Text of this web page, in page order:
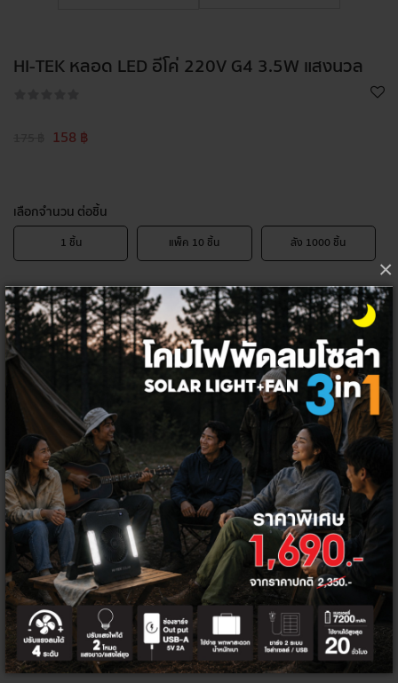
×
HI-TEK หลอด LED อีโค่ 220V G4 3.5W แสงนวล
158 ฿
เลือกจำนวน ต่อชิ้น
1 ชิ้น แพ็ค 10 ชิ้น ลัง 1000 ชิ้น
โค้ด/คูปองส่วนลด
DC100 ซื้อ 3000 รับส่วนลด 100
ซื้อ 10000 รับส่วนลด 500
HITEK5PER ส่วนลดท้ายบิล 5%
จำนวน
เพิ่มลงตะกร้า ซื้อเลย
กลุ่มสินค้า: หลอดไฟ